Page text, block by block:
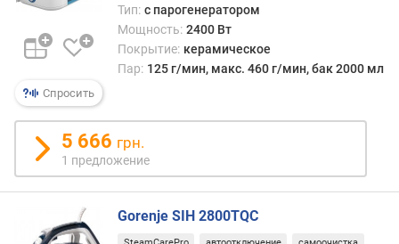
Спросить
Тип: с парогенератором
Мощность: 2400 Вт
Покрытие: керамическое
Пар: 125 г/мин, макс. 460 г/мин, бак 2000 мл
5 666 грн.
1 предложение
Gorenje SIH 2800TQC